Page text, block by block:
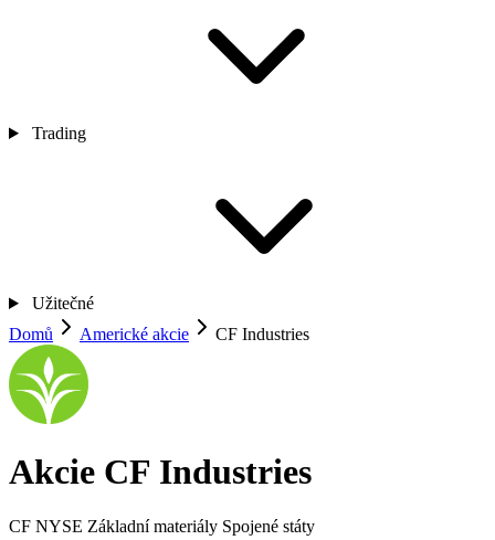
Trading
Užitečné
Domů
Americké akcie CF Industries
Akcie CF Industries
CF NYSE Základní materiály Spojené státy